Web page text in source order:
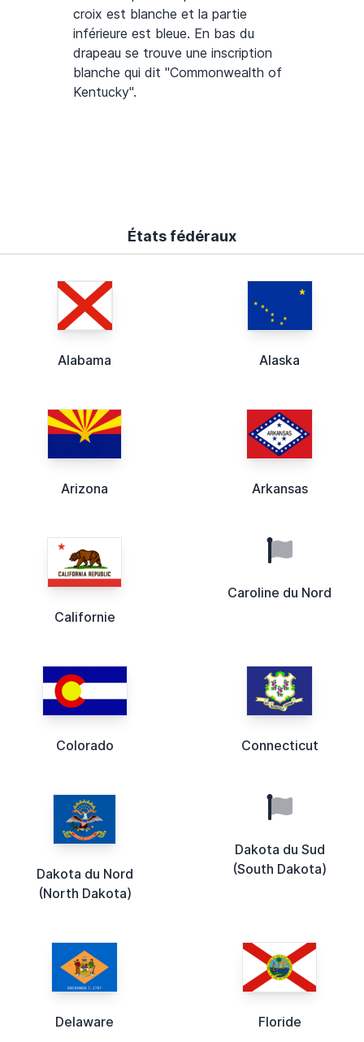
croix est blanche et la partie
inférieure est bleue. En bas du
drapeau se trouve une inscription
blanche qui dit "Commonwealth of
Kentucky".
États fédéraux
Alabama Alaska
Arizona Arkansas
Californie
Caroline du Nord
Colorado Connecticut
Dakota du Nord
(North Dakota)
Dakota du Sud
(South Dakota)
Delaware Floride